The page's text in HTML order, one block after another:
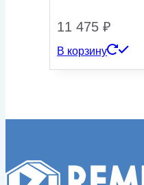
11 475 ₽
В корзину